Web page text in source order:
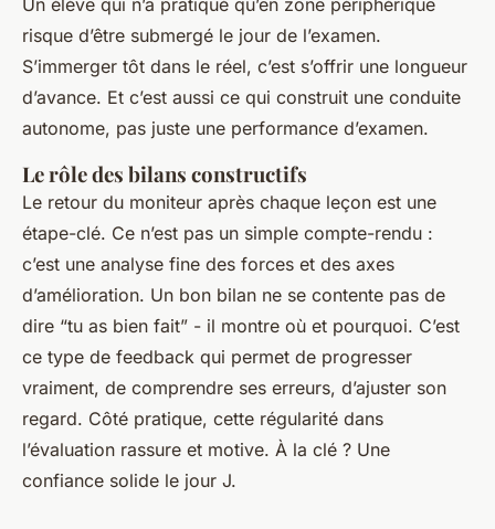
Un élève qui n’a pratiqué qu’en zone périphérique
risque d’être submergé le jour de l’examen.
S’immerger tôt dans le réel, c’est s’offrir une longueur
d’avance. Et c’est aussi ce qui construit une conduite
autonome, pas juste une performance d’examen.
Le rôle des bilans constructifs
Le retour du moniteur après chaque leçon est une
étape-clé. Ce n’est pas un simple compte-rendu :
c’est une analyse fine des forces et des axes
d’amélioration. Un bon bilan ne se contente pas de
dire “tu as bien fait” - il montre où et pourquoi. C’est
ce type de feedback qui permet de progresser
vraiment, de comprendre ses erreurs, d’ajuster son
regard. Côté pratique, cette régularité dans
l’évaluation rassure et motive. À la clé ? Une
confiance solide le jour J.